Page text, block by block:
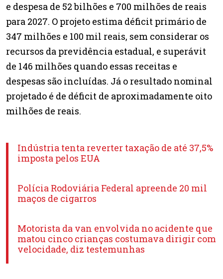
e despesa de 52 bilhões e 700 milhões de reais
para 2027. O projeto estima déficit primário de
347 milhões e 100 mil reais, sem considerar os
recursos da previdência estadual, e superávit
de 146 milhões quando essas receitas e
despesas são incluídas. Já o resultado nominal
projetado é de déficit de aproximadamente oito
milhões de reais.
Indústria tenta reverter taxação de até 37,5%
imposta pelos EUA
Polícia Rodoviária Federal apreende 20 mil
maços de cigarros
Motorista da van envolvida no acidente que
matou cinco crianças costumava dirigir com
velocidade, diz testemunhas